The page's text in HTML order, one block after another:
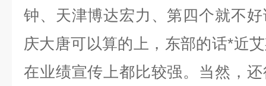
钟、天津博达宏力、第四个就不
庆大唐可以算的上，东部的话*近
在业绩宣传上都比较强。当然，